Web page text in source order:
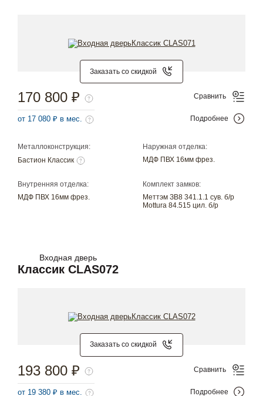
Заказать со скидкой
Металлоконструкция:
Бастион Классик
Наружная отделка:
МДФ ПВХ 16мм фрез.
Внутренняя отделка:
МДФ ПВХ 16мм фрез.
Комплект замков:
Меттэм ЗВ8 341.1.1 сув. б/р
Mottura 84.515 цил. б/р
170 800 ₽
от 17 080 ₽ в мес.
Сравнить
Подробнее
Входная дверь
Классик CLAS072
Заказать со скидкой
193 800 ₽
от 19 380 ₽ в мес.
Сравнить
Подробнее